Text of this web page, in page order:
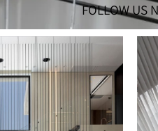
FOLLOW